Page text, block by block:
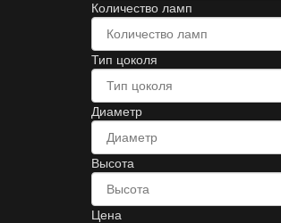
Количество ламп
Тип цоколя
Диаметр
Высота
Цена